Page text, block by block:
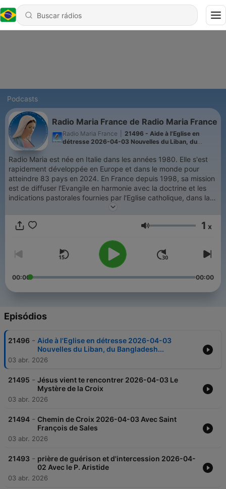
Podcasts
Radio Maria France de Radio Maria France
Radio Maria France
21496 - Aide à l'Eglise en
détresse 2026-04-03 Nouvelles du Liban, du
Radio Maria est née en Italie dans les années 1980. Elle s'est
rapidement développée en Europe et dans le monde pour
atteindre 83 pays en 2024. En France depuis 1998, sa mission
est de diffuser l'Evangile en harmonie avec la doctrine et les
indications pastorales fournies par l'Eglise catholique, dans la
fidélité au Saint Père, et en utilisant toutes les possibilités que
est une radio catholique, mariale, d'évangélisation.
Volume 1 x
00:00 00:00
Episódios
21496 - Aide à l'Eglise en détresse 2026-04-03
Nouvelles du Liban, du Bangladesh...
03 abr. 2026
21495 - Jésus vient te rencontrer 2026-04-03 Le
Mystère de la Croix
03 abr. 2026
21494 - Chemin de Croix 2026-04-03 Avec Saint
François de Sales
03 abr. 2026
21493 - prière de guérison et d'intercession 2026-04-
02 Avec le P. Aristide
03 abr. 2026